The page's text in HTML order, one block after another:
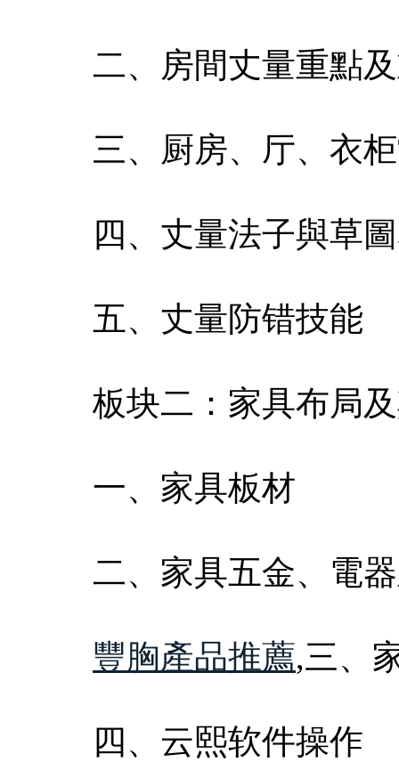
二、房間丈量重點
三、厨房、厅、衣
四、丈量法子與草
五、丈量防错技能
板块二：家具布局
一、家具板材
二、家具五金、電
豐胸產品推薦,三、
四、云熙软件操作